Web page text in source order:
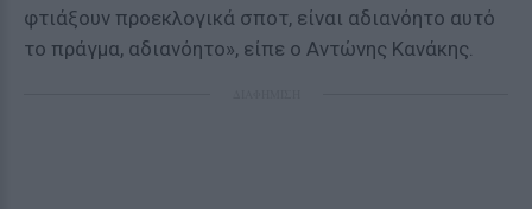
φτιάξουν προεκλογικά σποτ, είναι αδιανόητο αυτό
το πράγμα, αδιανόητο», είπε ο Αντώνης Κανάκης.